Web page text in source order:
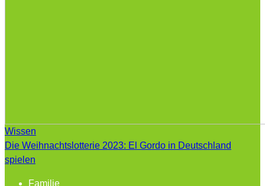
Wissen
Die Weihnachtslotterie 2023: El Gordo in Deutschland
spielen
Familie